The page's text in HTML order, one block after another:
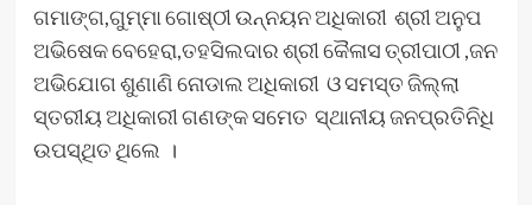
ଗମାଙ୍ଗ,ଗୁମ୍ମା ଗୋଷ୍ଠୀ ଉନ୍ନୟନ ଅଧିକାରୀ ଶ୍ରୀ ଅନୁପ
ଅଭିଷେକ ବେହେରା,ତହସିଲଦାର ଶ୍ରୀ କୈଳାସ ତ୍ରୀପାଠୀ ,ଜନ
ଅଭିଯୋଗ ଶୁଣାଣି ନୋଡାଲ ଅଧିକାରୀ ଓ ସମସ୍ତ ଜିଲ୍ଲା
ସ୍ତରୀୟ ଅଧିକାରୀ ଗଣଙ୍କ ସମେତ ସ୍ଥାନୀୟ ଜନପ୍ରତିନିଧି
ଉପସ୍ଥିତ ଥିଲେ ।